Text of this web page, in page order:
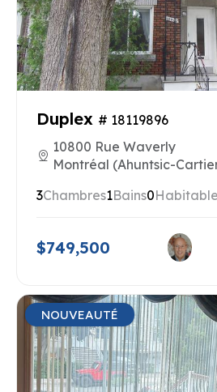
Duplex # 18119896
10800 Rue Waverly
Montréal (Ahuntsic-
3Chambres1Bains0Habitable
$749,500
NOUVEAUTÉ